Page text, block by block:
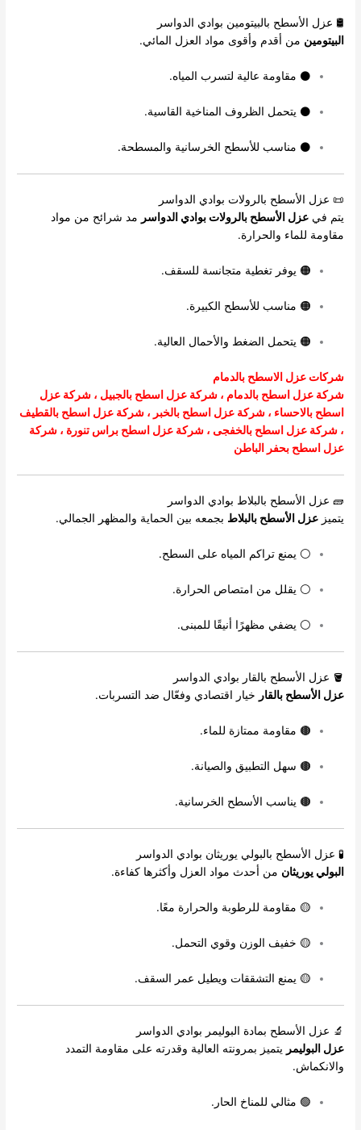
🛢 عزل الأسطح بالبيتومين بوادي الدواسر
البيتومين من أقدم وأقوى مواد العزل المائي.
⚫ مقاومة عالية لتسرب المياه.
⚫ يتحمل الظروف المناخية القاسية.
⚫ مناسب للأسطح الخرسانية والمسطحة.
📜 عزل الأسطح بالرولات بوادي الدواسر
يتم فيعزل الأسطح بالرولات بوادي الدواسر مد شرائح من مواد
مقاومة للماء والحرارة.
🟠 يوفر تغطية متجانسة للسقف.
🟠 مناسب للأسطح الكبيرة.
🟠 يتحمل الضغط والأحمال العالية.
شركات عزل الاسطح بالدمام
شركة عزل اسطح بالدمام ،شركة عزل اسطح بالجبيل ،شركة عزل
اسطح بالاحساء ،شركة عزل اسطح بالخبر ،شركة عزل اسطح بالقطيف
،شركة عزل اسطح بالخفجى ، شركة عزل اسطح براس تنورة ،شركة
عزل اسطح بحفر الباطن
🧱 عزل الأسطح بالبلاط بوادي الدواسر
يتميزعزل الأسطح بالبلاط بجمعه بين الحماية والمظهر الجمالي.
⚪ يمنع تراكم المياه على السطح.
⚪ يقلل من امتصاص الحرارة.
⚪ يضفي مظهرًا أنيقًا للمبنى.
🪣 عزل الأسطح بالقار بوادي الدواسر
عزل الأسطح بالقار خيار اقتصادي وفعّال ضد التسربات.
🟤 مقاومة ممتازة للماء.
🟤 سهل التطبيق والصيانة.
🟤 يناسب الأسطح الخرسانية.
🧪 عزل الأسطح بالبولي يوريثان بوادي الدواسر
البولي يوريثان من أحدث مواد العزل وأكثرها كفاءة.
🟡 مقاومة للرطوبة والحرارة معًا.
🟡 خفيف الوزن وقوي التحمل.
🟡 يمنع التشققات ويطيل عمر السقف.
🔬 عزل الأسطح بمادة البوليمر بوادي الدواسر
عزل البوليمر يتميز بمرونته العالية وقدرته على مقاومة التمدد
والانكماش.
🟢 مثالي للمناخ الحار.